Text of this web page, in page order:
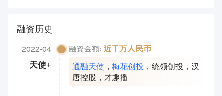
融资历史
2022-04
天使+
融资金额: 近千万人民币
通融天使 ，梅花创投 ，统领创投 ，汉
唐控股 ， 才趣播